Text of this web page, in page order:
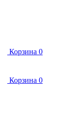
Корзина 0
Корзина 0